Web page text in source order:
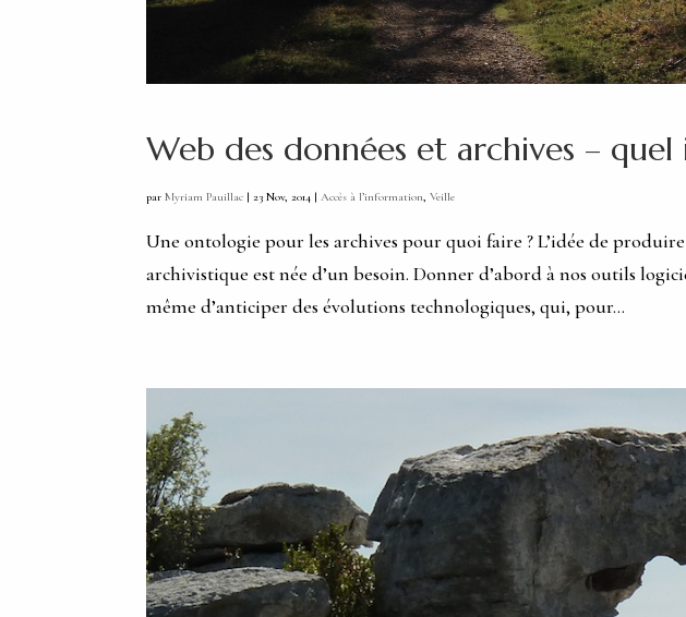
Web des données et archives –
parMyriam Pauillac |23 Nov, 2014 |Accès à l’information,Veille
Une ontologie pour les archives pour quoi faire ? L’idée de
archivistique est née d’un besoin. Donner d’abord à nos outils
même d’anticiper des évolutions technologiques, qui, pour...